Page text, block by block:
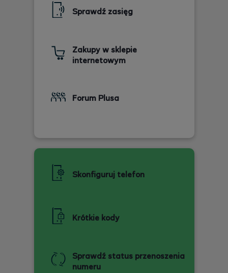
Sprawdź zasięg
Zakupy w sklepie
internetowym
Forum Plusa
Skonfiguruj telefon
Krótkie kody
Sprawdź status przenoszenia
numeru